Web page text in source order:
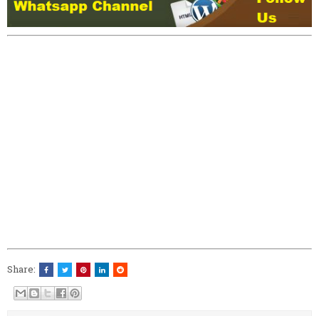
Share: